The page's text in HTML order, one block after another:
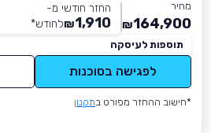
מחיר
164,900
₪
החזר חודשי מ-
1,910
₪לחודש*
תוספות לעיסקה
לפגישה בסוכנות
*חישוב ההחזר מפורט בתקנון